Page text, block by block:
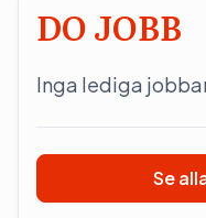
DO JOBB
Inga lediga
Se